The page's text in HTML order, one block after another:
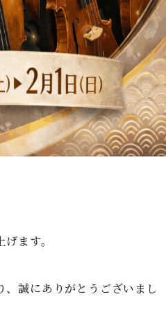
ます。
、誠にありがとうございまし